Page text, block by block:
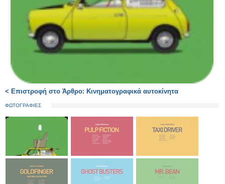
< Επιστροφή στο Άρθρο: Κινηματογραφικά αυτοκίνητα
ΦΩΤΟΓΡΑΦΙΕΣ